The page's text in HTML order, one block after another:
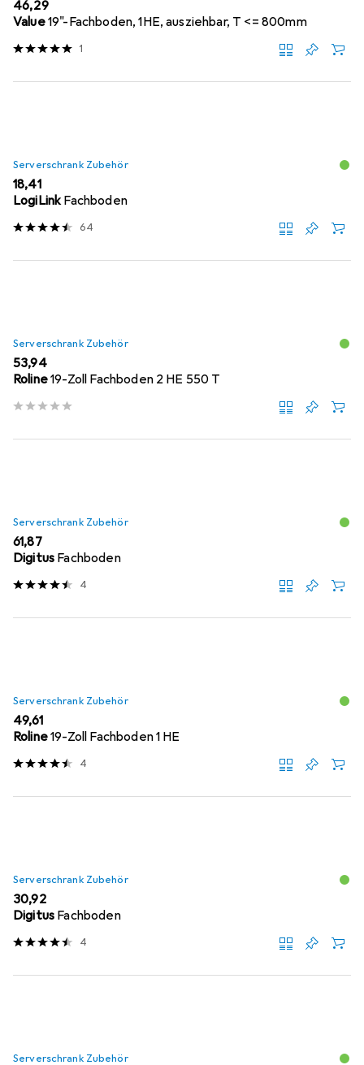
EUR
46,29
Value19"-Fachboden, 1HE, ausziehbar, T <= 800mm
1
Serverschrank Zubehör
EUR
18,41
LogiLinkFachboden
64
Serverschrank Zubehör
EUR
53,94
Roline19-Zoll Fachboden 2 HE 550 T
Serverschrank Zubehör
EUR
61,87
Digitus Fachboden
4
Serverschrank Zubehör
EUR
49,61
Roline19-Zoll Fachboden 1 HE
4
Serverschrank Zubehör
EUR
30,92
Digitus Fachboden
4
Serverschrank Zubehör